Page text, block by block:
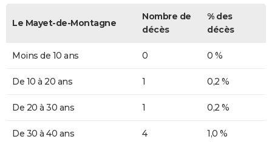
Le Mayet-de-Montagne
Nombre de
décès
% des
décès
Moins de 10 ans 0 0 %
De 10 à 20 ans 1 0,2 %
De 20 à 30 ans 1 0,2 %
De 30 à 40 ans 4 1,0 %